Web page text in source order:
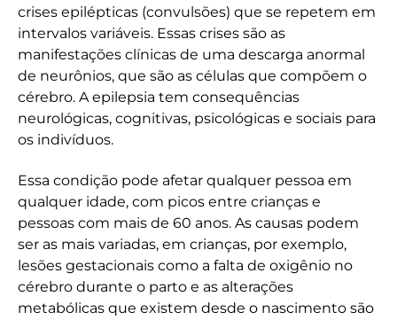
crises epilépticas (convulsões) que se repetem em
intervalos variáveis. Essas crises são as
manifestações clínicas de uma descarga anormal
de neurônios, que são as células que compõem o
cérebro. A epilepsia tem consequências
neurológicas, cognitivas, psicológicas e sociais para
os indivíduos.
Essa condição pode afetar qualquer pessoa em
qualquer idade, com picos entre crianças e
pessoas com mais de 60 anos. As causas podem
ser as mais variadas, em crianças, por exemplo,
lesões gestacionais como a falta de oxigênio no
cérebro durante o parto e as alterações
metabólicas que existem desde o nascimento são